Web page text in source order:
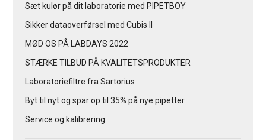
Sæt kulør på dit laboratorie med PIPETBOY
Sikker dataoverførsel med Cubis II
MØD OS PÅ LABDAYS 2022
STÆRKE TILBUD PÅ KVALITETSPRODUKTER
Laboratoriefiltre fra Sartorius
Byt til nyt og spar op til 35% på nye pipetter
Service og kalibrering